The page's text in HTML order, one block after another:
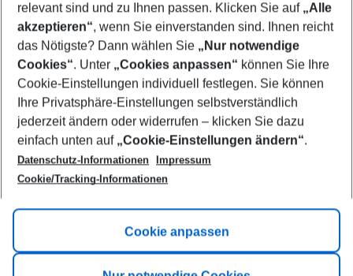
Show more filter
Footer
Footer navigation
Title A
Link A
relevant sind und zu Ihnen passen. Klicken Sie auf „Alle
akzeptieren“, wenn Sie einverstanden sind. Ihnen reicht
das Nötigste? Dann wählen Sie „Nur notwendige
Cookies“. Unter „Cookies anpassen“ können Sie Ihre
Cookie-Einstellungen individuell festlegen. Sie können
Ihre Privatsphäre-Einstellungen selbstverständlich
jederzeit ändern oder widerrufen – klicken Sie dazu
einfach unten auf „Cookie-Einstellungen ändern“.
Datenschutz-Informationen
Impressum
Cookie/Tracking-Informationen
Cookie anpassen